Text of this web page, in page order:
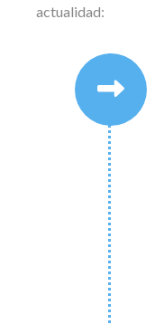
actualidad: